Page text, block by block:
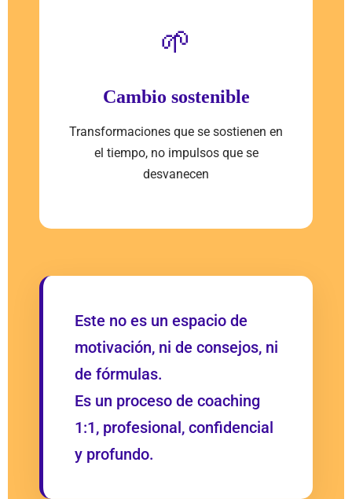
🌱
Cambio sostenible
Transformaciones que se sostienen en
el tiempo, no impulsos que se
desvanecen
Este no es un espacio de
motivación, ni de consejos, ni
de fórmulas.
Es un proceso de coaching
1:1, profesional, confidencial
y profundo.